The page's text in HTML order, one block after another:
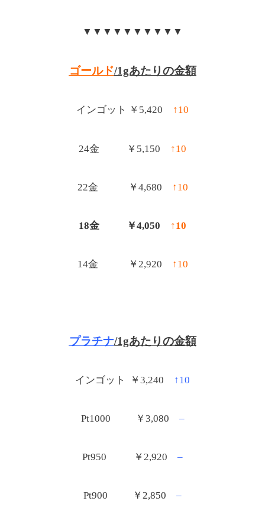
▼▼▼▼▼▼▼▼▼▼
ゴールド/1gあたりの金額
インゴット ￥5,420 ↑10
24金 ￥5,150 ↑10
22金 ￥4,680 ↑10
18金 ￥4,050 ↑10
14金 ￥2,920 ↑10
プラチナ/1gあたりの金額
インゴット ￥3,240 ↑10
Pt1000 ￥3,080 –
Pt950 ￥2,920 –
Pt900 ￥2,850 –